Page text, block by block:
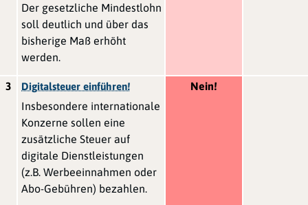
Der gesetzliche Mindestlohn
soll deutlich und über das
bisherige Maß erhöht
werden.
3 Digitalsteuer einführen!
Insbesondere internationale
Konzerne sollen eine
zusätzliche Steuer auf
digitale Dienstleistungen
(z.B. Werbeeinnahmen oder
Abo-Gebühren) bezahlen.
Nein!